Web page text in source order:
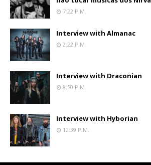
7:22 P.m.
Interview with Almanac
2:22 P.m.
Interview with Draconian
8:50 P.m.
Interview with Hyborian
12:39 P.m.